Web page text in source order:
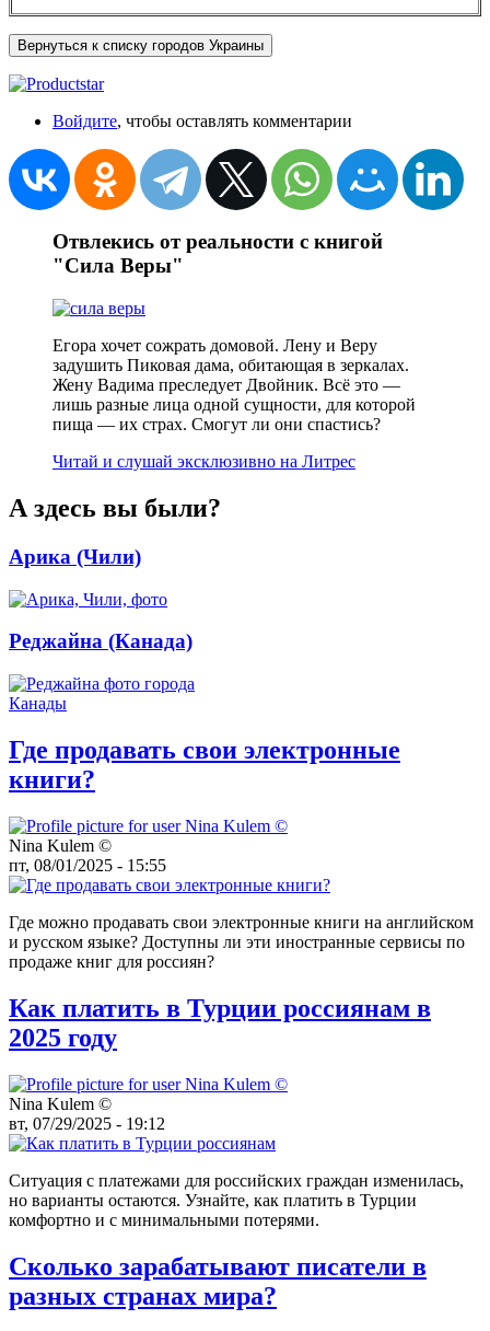
Вернуться к списку городов Украины
Войдите, чтобы оставлять комментарии
Отвлекись от реальности с книгой
"Сила Веры"
Егора хочет сожрать домовой. Лену и Веру
задушить Пиковая дама, обитающая в зеркалах.
Жену Вадима преследует Двойник. Всё это —
лишь разные лица одной сущности, для которой
пища — их страх. Смогут ли они спастись?
Читай и слушай эксклюзивно на Литрес
А здесь вы были?
Арика (Чили)
Реджайна (Канада)
Где продавать свои электронные
книги?
Nina Kulem ©️
пт, 08/01/2025 - 15:55
Где можно продавать свои электронные книги на английском
и русском языке? Доступны ли эти иностранные сервисы по
продаже книг для россиян?
Как платить в Турции россиянам в
2025 году
Nina Kulem ©️
вт, 07/29/2025 - 19:12
Ситуация с платежами для российских граждан изменилась,
но варианты остаются. Узнайте, как платить в Турции
комфортно и с минимальными потерями.
Сколько зарабатывают писатели в
разных странах мира?